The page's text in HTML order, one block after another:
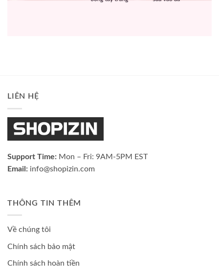
LIÊN HỆ
Support Time: Mon – Fri: 9AM-5PM EST
Email: info@shopizin.com
THÔNG TIN THÊM
Về chúng tôi
Chính sách bảo mật
Chính sách hoàn tiền